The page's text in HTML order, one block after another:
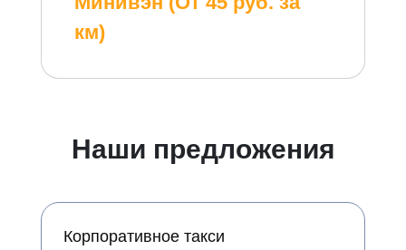
км)
Наши предложения
Корпоративное такси